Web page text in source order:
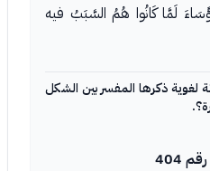
إِلَّا أَنَّ الرُّؤَسَاءَ لَمَّا كَانُوا هُمُ السَّبَبُ فيه
لغوية ذكرها المفسر بين الشكل
404